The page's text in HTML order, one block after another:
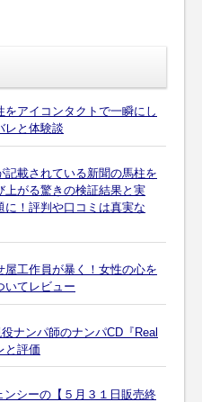
アイコンタクトで一瞬にし
レと体験談
載されている新聞の馬柱を
上がる驚きの検証結果と実
！評判や口コミは真実な
工作員が暴く！女性の心を
てレビュー
ナンパ師のナンパCD『Real
と評価
シーの【５月３１日販売終